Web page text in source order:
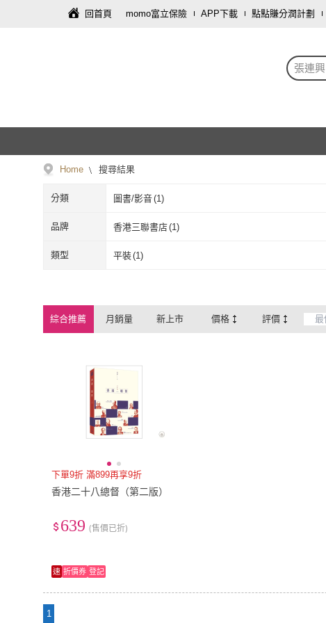
回首頁 momo富立保險 APP下載 點點賺分潤計劃
張連興
Home 搜尋結果
分類 圖書/影音(1)
品牌 香港三聯書店(1)
香港三聯書店
類型 平裝(1)
綜合推薦 月銷量 新上市 價格 評價
下單9折 滿899再享9折
香港二十八總督（第二版）
639 (售價已折)
速 折價券 登記
1